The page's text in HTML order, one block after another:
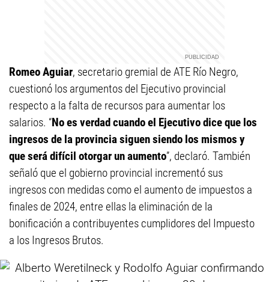
Romeo Aguiar, secretario gremial de ATE Río Negro,
cuestionó los argumentos del Ejecutivo provincial
respecto a la falta de recursos para aumentar los
salarios. “No es verdad cuando el Ejecutivo dice que los
ingresos de la provincia siguen siendo los mismos y
que será difícil otorgar un aumento”, declaró. También
señaló que el gobierno provincial incrementó sus
ingresos con medidas como el aumento de impuestos a
finales de 2024, entre ellas la eliminación de la
bonificación a contribuyentes cumplidores del Impuesto
a los Ingresos Brutos.